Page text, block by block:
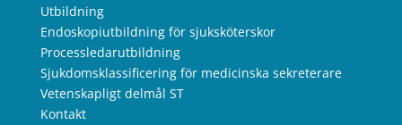
Utbildning
Endoskopiutbildning för sjuksköterskor
Processledarutbildning
Sjukdomsklassificering för medicinska sekreterare
Vetenskapligt delmål ST
Kontakt